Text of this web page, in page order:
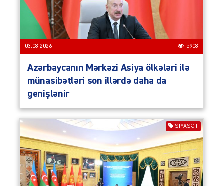
03.08.2026 5908
Azərbaycanın Mərkəzi Asiya ölkələri ilə
münasibətləri son illərdə daha da
genişlənir
SIYASƏT